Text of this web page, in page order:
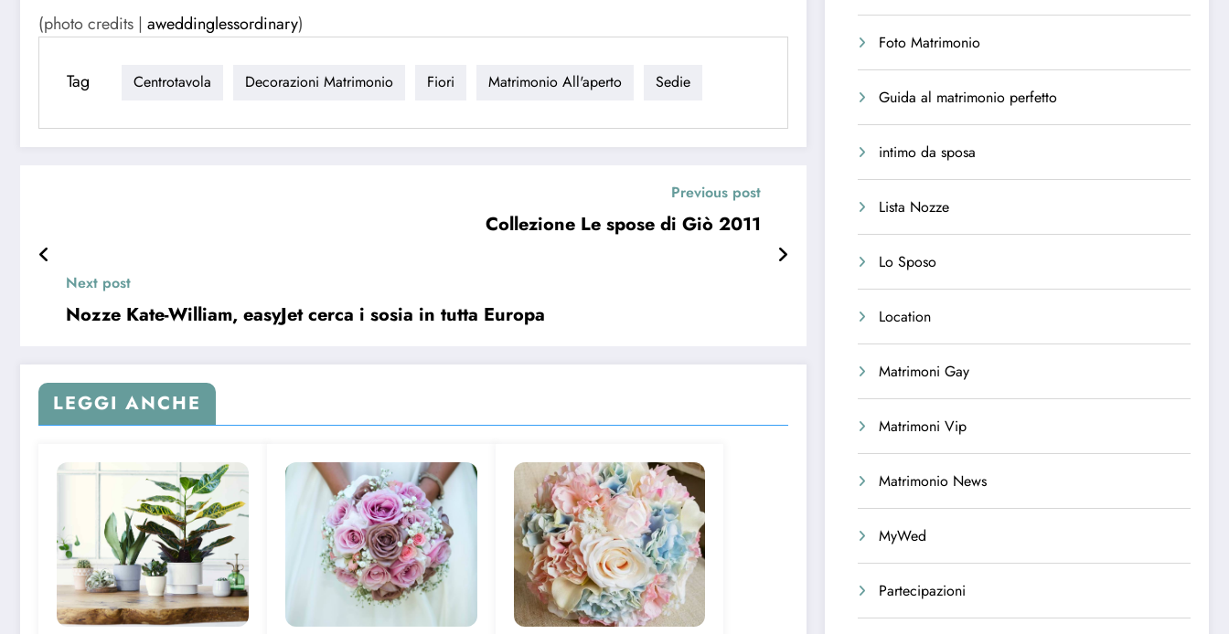
(photo credits | aweddinglessordinary)
Tag Centrotavola Decorazioni Matrimonio Fiori Matrimonio All'aperto Sedie
Previous post
Collezione Le spose di Giò 2011
Next post
Nozze Kate-William, easyJet cerca i sosia in tutta Europa
LEGGI ANCHE
Foto Matrimonio
Guida al matrimonio perfetto
intimo da sposa
Lista Nozze
Lo Sposo
Location
Matrimoni Gay
Matrimoni Vip
Matrimonio News
MyWed
Partecipazioni